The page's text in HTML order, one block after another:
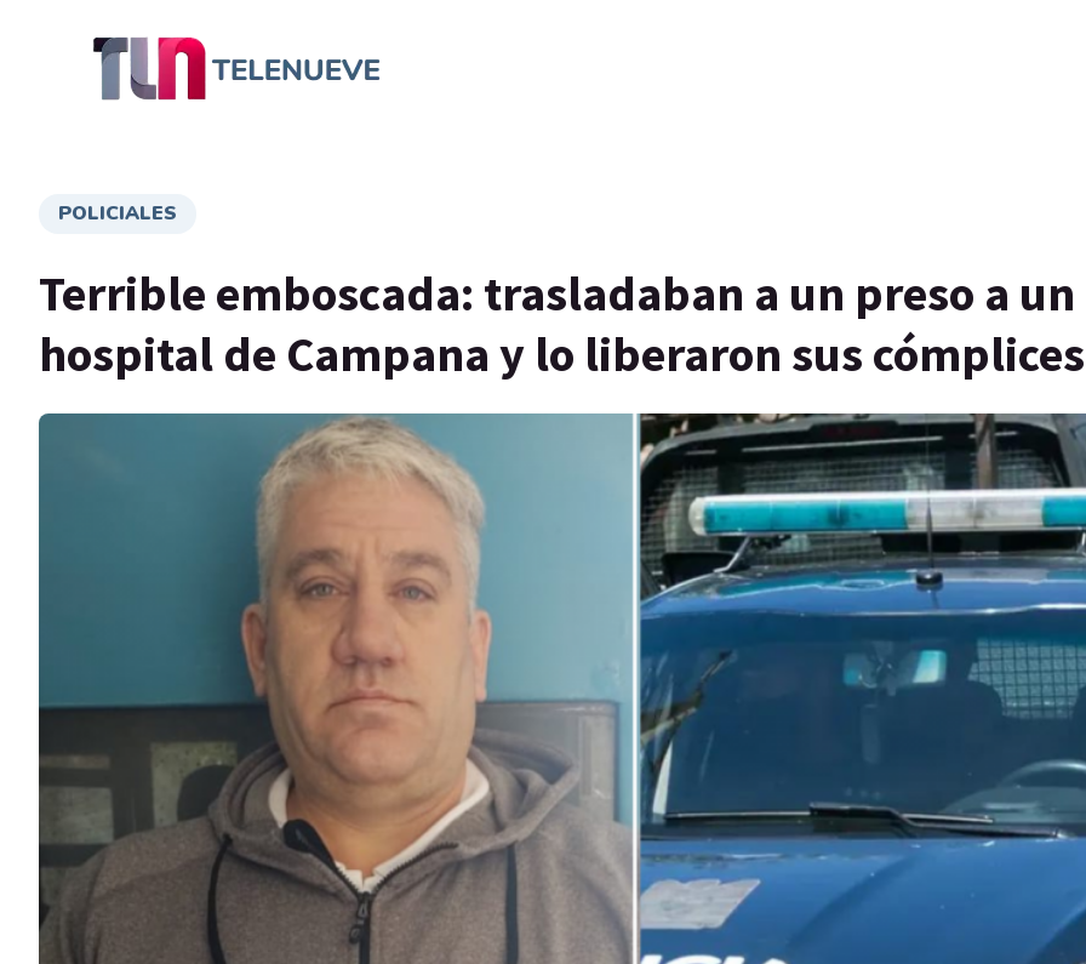
POLICIALES
Terrible emboscada: trasladaban a un preso a un
hospital de Campana y lo liberaron sus cómplices